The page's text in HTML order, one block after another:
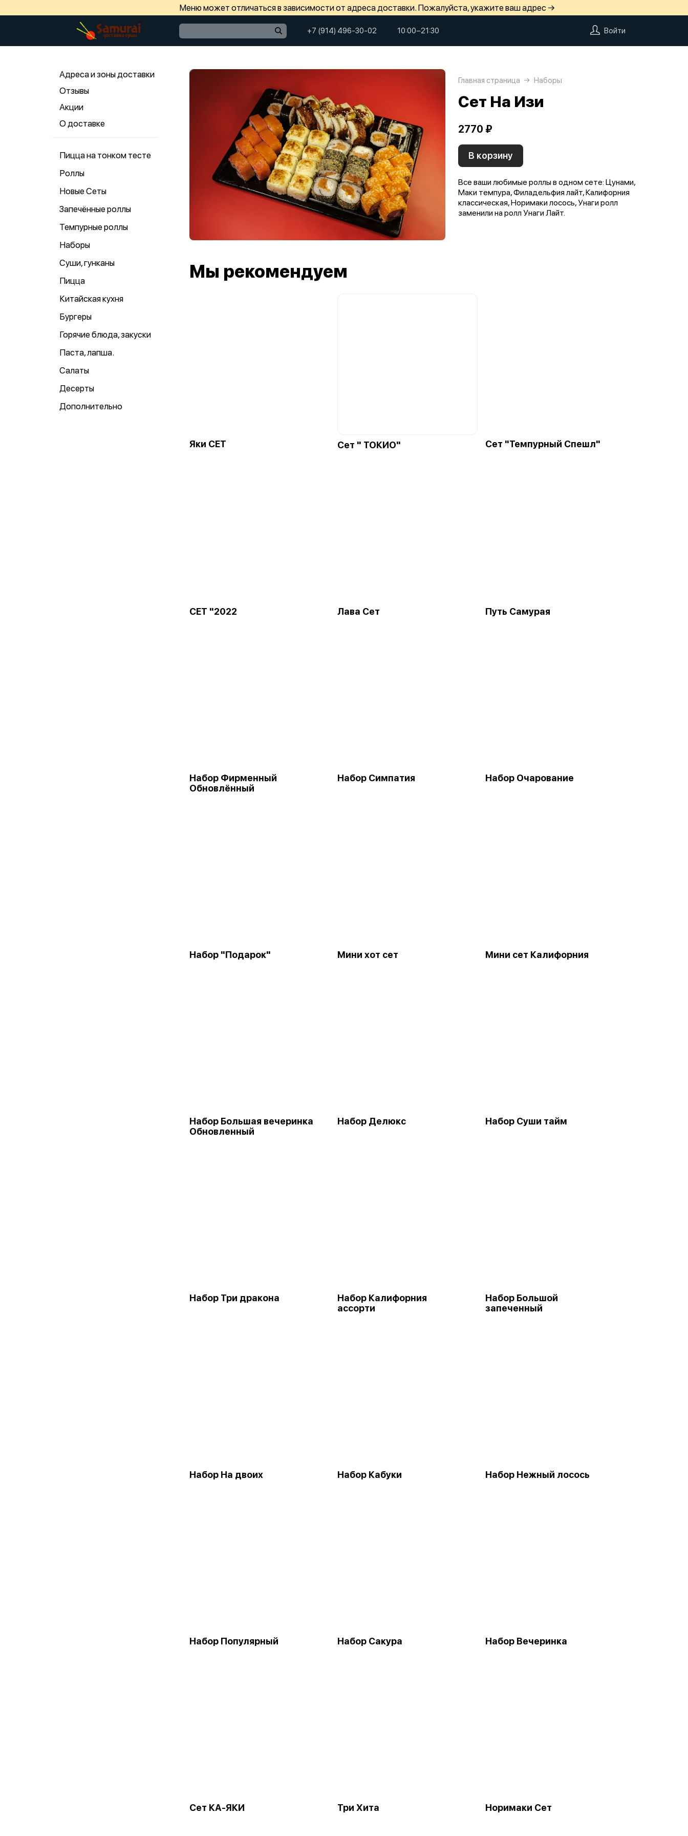
Меню может отличаться в зависимости от адреса доставки. Пожалуйста, укажите ваш адрес →
+7 (914) 496-30-02 10:00−21:30 Войти
Адреса и зоны доставки
Отзывы
Акции
О доставке
Пицца на тонком тесте
Роллы
Новые Сеты
Запечённые роллы
Темпурные роллы
Наборы
Суши, гунканы
Пицца
Китайская кухня
Бургеры
Горячие блюда, закуски
Паста, лапша.
Салаты
Десерты
Дополнительно
Главная страница Наборы
Сет На Изи
2770 ₽
В корзину
Все ваши любимые роллы в одном сете: Цунами,
Маки темпура, Филадельфия лайт, Калифорния
классическая, Норимаки лосось, Унаги ролл
заменили на ролл Унаги Лайт.
Мы рекомендуем
Яки СЕТ Сет " ТОКИО" Сет "Темпурный Спешл"
СЕТ "2022 Лава Сет Путь Самурая
Набор Фирменный
Обновлённый
Набор Симпатия Набор Очарование
Набор "Подарок" Мини хот сет Мини сет Калифорния
Набор Большая вечеринка
Обновленный
Набор Делюкс Набор Суши тайм
Набор Три дракона
Набор Калифорния
ассорти
Набор Большой
запеченный
Набор На двоих Набор Кабуки Набор Нежный лосось
Набор Популярный Набор Сакура Набор Вечеринка
Сет КА-ЯКИ Три Хита Норимаки Сет